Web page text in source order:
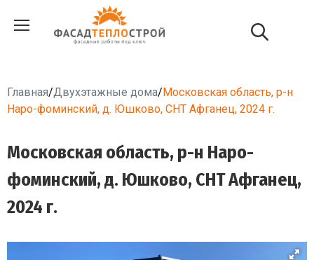
Главная/Двухэтажные дома/Московская область, р-н
Наро-фоминский, д. Юшково, СНТ Афганец, 2024 г.
Московская область, р-н Наро-
фоминский, д. Юшково, СНТ Афганец,
2024 г.